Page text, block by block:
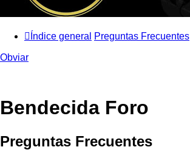
Índice general Preguntas Frecuentes
Obviar
Bendecida Foro
Preguntas Frecuentes